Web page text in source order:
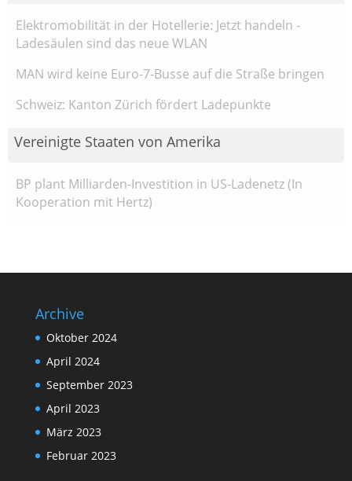
Elektromobilität in der Hotellerie: Jetzt handeln -
Ladesäulen sind das neue WLAN
MAN wird keine Euro-7-Busse auf die Straße bringen
Schweiz: Kanton Zürich fördert Ladepunkte
Vereinigte Staaten von Amerika
BP plant Milliarden-Investition in US-Ladenetz (In
Kooperation mit Hertz)
Archive
Oktober 2024
April 2024
September 2023
April 2023
März 2023
Februar 2023